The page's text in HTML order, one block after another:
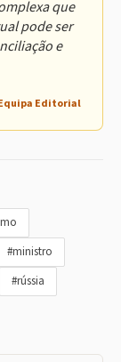
que
pode ser
e
Editorial
#ministro
#rússia